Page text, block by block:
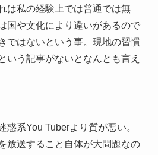
は私の経験上では普通では無
国や文化により違いがあるので
ではないという事。現地の習慣
いう記事がないとなんとも言え
惑系You Tuberより質が悪い。
放送すること自体が大問題なの